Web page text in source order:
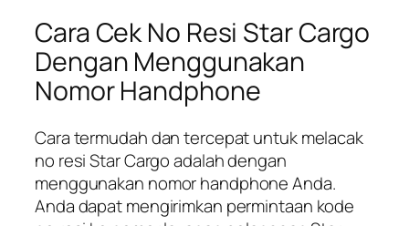
Cara Cek No Resi Star Cargo
Dengan Menggunakan
Nomor Handphone
Cara termudah dan tercepat untuk melacak
no resi Star Cargo adalah dengan
menggunakan nomor handphone Anda.
Anda dapat mengirimkan permintaan kode